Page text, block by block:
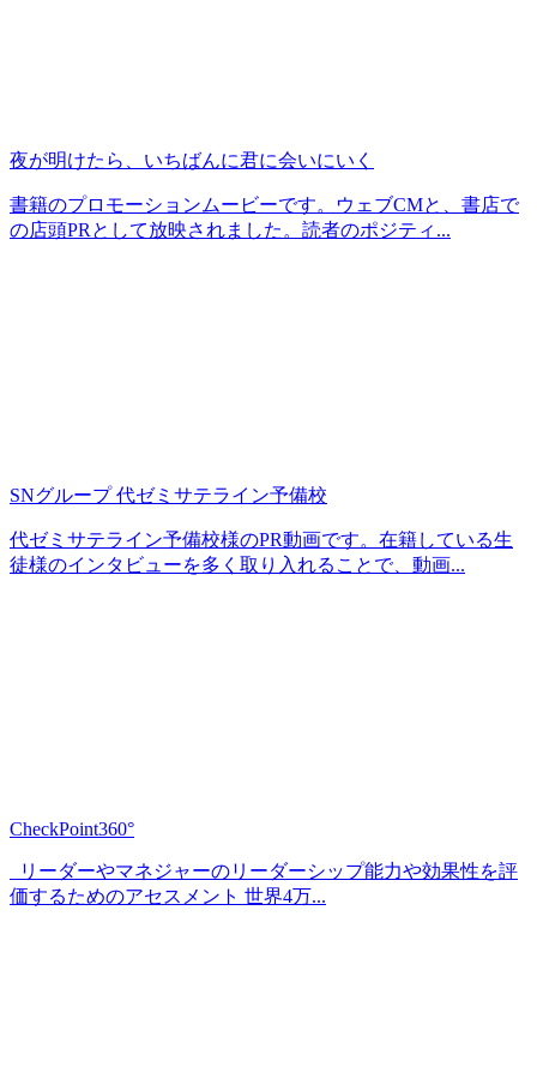
夜が明けたら、いちばんに君に会いにいく
書籍のプロモーションムービーです。ウェブCMと、書店で
の店頭PRとして放映されました。読者のポジティ...
SNグループ 代ゼミサテライン予備校
代ゼミサテライン予備校様のPR動画です。在籍している生
徒様のインタビューを多く取り入れることで、動画...
CheckPoint360°
リーダーやマネジャーのリーダーシップ能力や効果性を評
価するためのアセスメント 世界4万...